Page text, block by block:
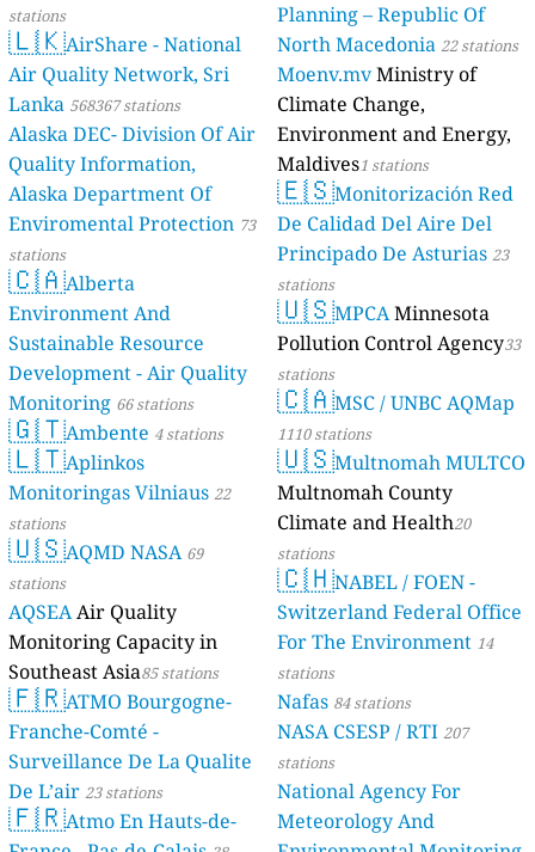
stations
🇱🇰AirShare - National
Air Quality Network, Sri
Lanka 568367 stations
Alaska DEC- Division Of Air
Quality Information,
Alaska Department Of
Enviromental Protection 73
stations
🇨🇦Alberta
Environment And
Sustainable Resource
Development - Air Quality
Monitoring 66 stations
🇬🇹Ambente 4 stations
🇱🇹Aplinkos
Monitoringas Vilniaus 22
stations
🇺🇸AQMD NASA 69
stations
AQSEAAir Quality
Monitoring Capacity in
Southeast Asia85 stations
🇫🇷ATMO Bourgogne-
Franche-Comté -
Surveillance De La Qualite
De L’air 23 stations
🇫🇷Atmo En Hauts-de-
Planning – Republic Of
North Macedonia 22 stations
Moenv.mvMinistry of
Climate Change,
Environment and Energy,
Maldives1 stations
🇪🇸Monitorización Red
De Calidad Del Aire Del
Principado De Asturias 23
stations
🇺🇸MPCAMinnesota
Pollution Control Agency33
stations
🇨🇦MSC / UNBC AQMap
1110 stations
🇺🇸Multnomah MULTCO
Multnomah County
Climate and Health20
stations
🇨🇭NABEL / FOEN -
Switzerland Federal Office
For The Environment 14
stations
Nafas 84 stations
NASA CSESP / RTI 207
stations
National Agency For
Meteorology And